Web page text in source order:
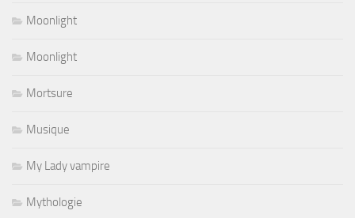
Moonlight
Moonlight
Mortsure
Musique
My Lady vampire
Mythologie